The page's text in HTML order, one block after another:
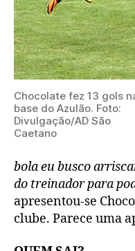
Chocolate fez 13 gols
base do Azulão. Foto:
Divulgação/AD São
Caetano
bola eu busco
do treinador para
apresentou-se
clube. Parece uma